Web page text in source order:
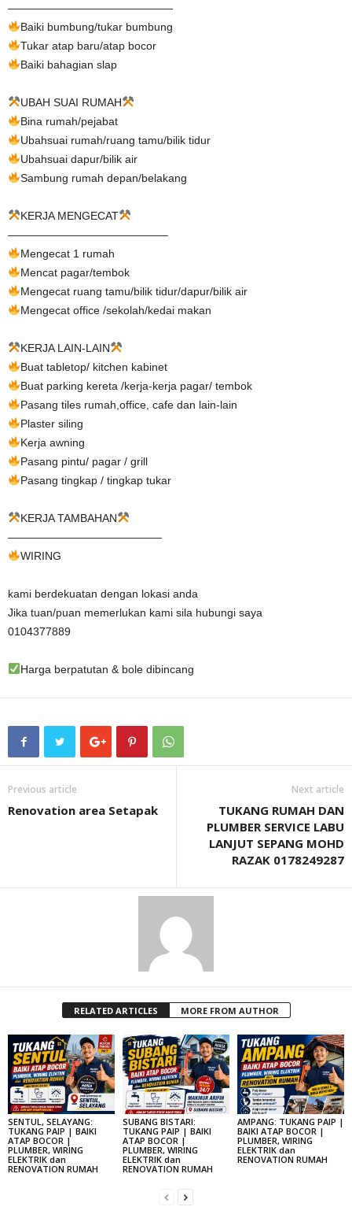
———————————————
Baiki bumbung/tukar bumbung
Tukar atap baru/atap bocor
Baiki bahagian slap
UBAH SUAI RUMAH
Bina rumah/pejabat
Ubahsuai rumah/ruang tamu/bilik tidur
Ubahsuai dapur/bilik air
Sambung rumah depan/belakang
KERJA MENGECAT
——————————————–
Mengecat 1 rumah
Mencat pagar/tembok
Mengecat ruang tamu/bilik tidur/dapur/bilik air
Mengecat office /sekolah/kedai makan
KERJA LAIN-LAIN
Buat tabletop/ kitchen kabinet
Buat parking kereta /kerja-kerja pagar/ tembok
Pasang tiles rumah,office, cafe dan lain-lain
Plaster siling
Kerja awning
Pasang pintu/ pagar / grill
Pasang tingkap / tingkap tukar
KERJA TAMBAHAN
——————————————
WIRING
kami berdekuatan dengan lokasi anda
Jika tuan/puan memerlukan kami sila hubungi saya
0104377889
Harga berpatutan & bole dibincang
Previous article
Renovation area Setapak
Next article
TUKANG RUMAH DAN
PLUMBER SERVICE LABU
LANJUT SEPANG MOHD
RAZAK 0178249287
RELATED ARTICLES MORE FROM AUTHOR
SENTUL, SELAYANG:
TUKANG PAIP | BAIKI
ATAP BOCOR |
PLUMBER, WIRING
ELEKTRIK dan
RENOVATION RUMAH
SUBANG BISTARI:
TUKANG PAIP | BAIKI
ATAP BOCOR |
PLUMBER, WIRING
ELEKTRIK dan
RENOVATION RUMAH
AMPANG: TUKANG PAIP |
BAIKI ATAP BOCOR |
PLUMBER, WIRING
ELEKTRIK dan
RENOVATION RUMAH